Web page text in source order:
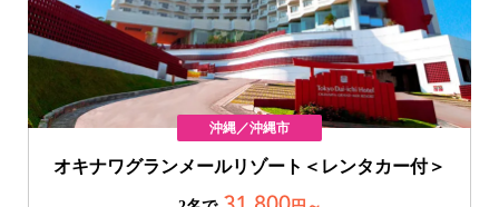
沖縄／沖縄市
オキナワグランメールリゾート＜レンタカー付＞